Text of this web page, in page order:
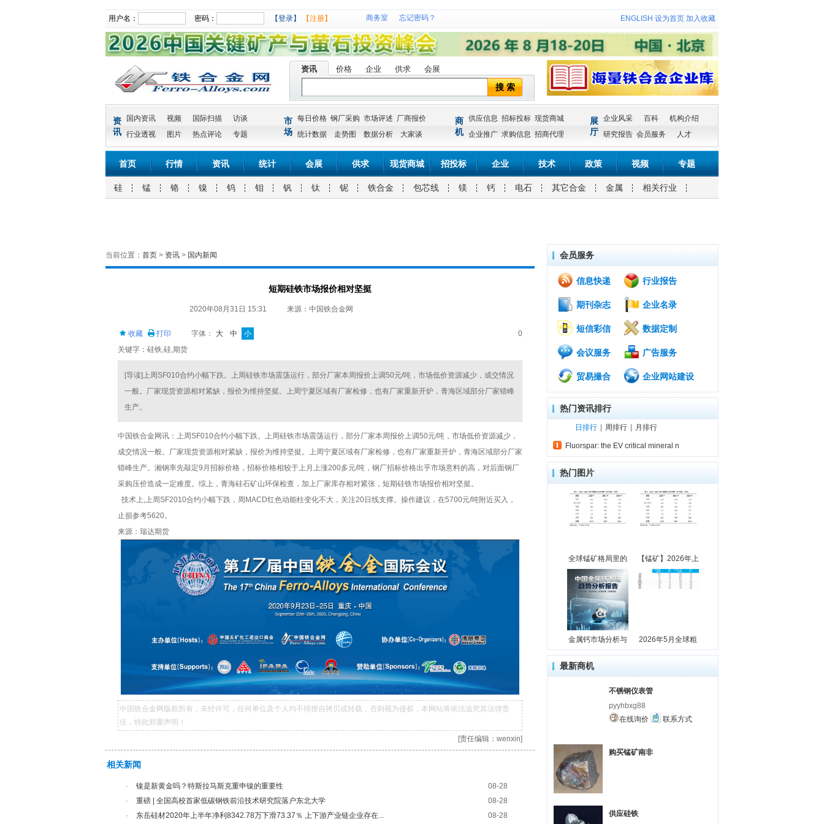
用户名： 密码： 【登录】 【注册】 商务室 忘记密码？ ENGLISH 设为首页 加入收藏
资讯 价格 企业 供求 会展
搜 索
资
讯
国内资讯 视频 国际扫描
访谈
行业透视
图片 热点评论 专题
市
场
每日价格 钢厂采购 市场评述 厂商报价
统计数据
走势图 数据分析 大家谈
商
机
供应信息 招标投标 现货商城
企业推广 求购信息 招商代理
展
厅
企业风采 百科
机构介绍
研究报告 会员服务 人才
首页 行情 资讯 统计 会展 供求 现货商城 招投标 企业 技术 政策 视频 专题
硅 锰 铬 镍 钨 钼 钒 钛 铌 铁合金 包芯线 镁 钙 电石 其它合金 金属 相关行业
当前位置： 首页 > 资讯 > 国内新闻
短期硅铁市场报价相对坚挺
2020年08月31日 15:31 来源：中国铁合金网
收藏 打印 字体： 大 中 小
0
关键字：硅铁,硅,期货
[导读]上周SF010合约小幅下跌。上周硅铁市场震荡运行，部分厂家本周报价上调50元/吨，市场低价资源减少，成交情况
一般。厂家现货资源相对紧缺，报价为维持坚挺。上周宁夏区域有厂家检修，也有厂家重新开炉，青海区域部分厂家错峰
生产。
中国铁合金网讯：上周SF010合约小幅下跌。上周硅铁市场震荡运行，部分厂家本周报价上调50元/吨，市场低价资源减少，
成交情况一般。厂家现货资源相对紧缺，报价为维持坚挺。上周宁夏区域有厂家检修，也有厂家重新开炉，青海区域部分厂家
错峰生产。湘钢率先敲定9月招标价格，招标价格相较于上月上涨200多元/吨，钢厂招标价格出乎市场意料的高，对后面钢厂
采购压价造成一定难度。综上，青海硅石矿山环保检查，加上厂家库存相对紧张，短期硅铁市场报价相对坚挺。
技术上,上周SF2010合约小幅下跌，周MACD红色动能柱变化不大，关注20日线支撑。操作建议，在5700元/吨附近买入，
止损参考5620。
来源：瑞达期货
中国铁合金网版权所有，未经许可，任何单位及个人均不得擅自拷贝或转载，否则视为侵权，本网站将依法追究其法律责
任，特此郑重声明！
[责任编辑：wenxin]
相关新闻
· 镍是新黄金吗？特斯拉马斯克重申镍的重要性
08-28
·
重磅 | 全国高校首家低碳钢铁前沿技术研究院落户东北大学
08-28
·
东岳硅材2020年上半年净利8342.78万下滑73.37％ 上下游产业链企业存在... 08-28
会员服务
信息快递 行业报告
期刊杂志 企业名录
短信彩信 数据定制
会议服务 广告服务
贸易撮合 企业网站建设
热门资讯排行
日排行 周排行 月排行
Fluorspar: the EV critical mineral n
热门图片
全球锰矿格局里的 【锰矿】2026年上
金属钙市场分析与 2026年5月全球粗
最新商机
不锈钢仪表管
pyyhbxg88
在线询价
联系方式
购买锰矿南非
供应硅铁